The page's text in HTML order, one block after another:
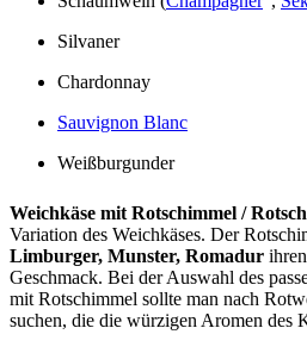
Silvaner
Chardonnay
Sauvignon Blanc
Weißburgunder
Weichkäse mit Rotschimmel /
Variation des Weichkäses. Der
Limburger, Munster, Romadur
Geschmack. Bei der Auswahl des
mit Rotschimmel sollte man nach
suchen, die die würzigen Aromen des